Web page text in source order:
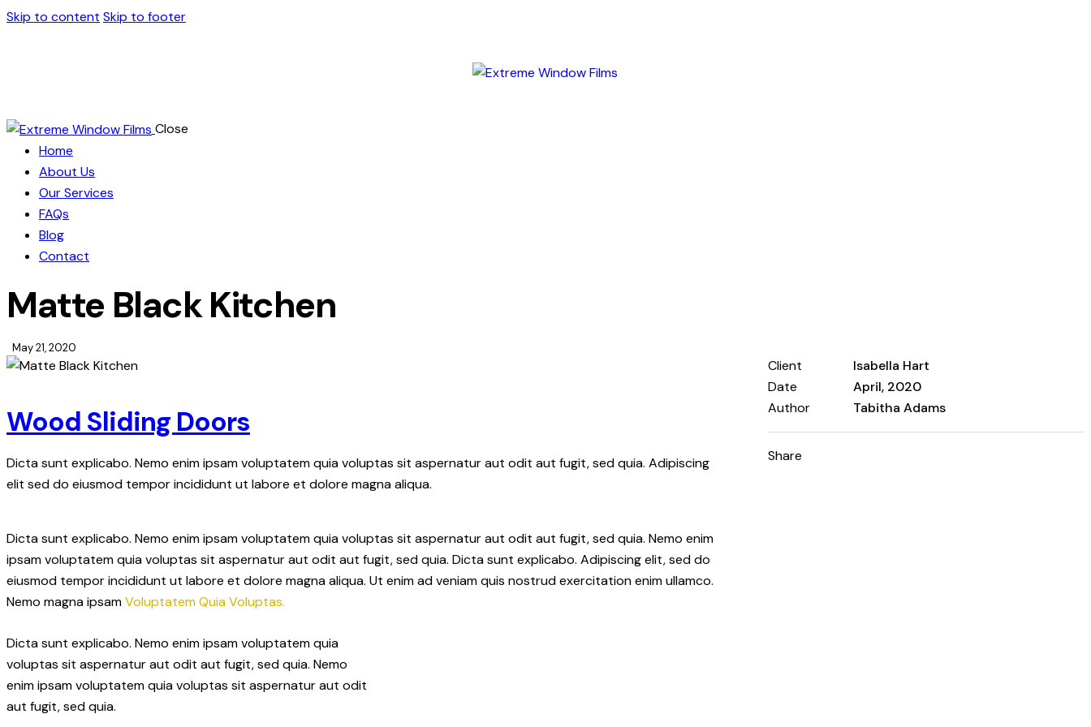
Skip to content Skip to footer
Close
Home
About Us
Our Services
FAQs
Blog
Contact
Matte Black Kitchen
May 21, 2020
Wood Sliding Doors
Dicta sunt explicabo. Nemo enim ipsam voluptatem quia voluptas sit aspernatur aut odit aut fugit, sed quia. Adipiscing
elit sed do eiusmod tempor incididunt ut labore et dolore magna aliqua.
Dicta sunt explicabo. Nemo enim ipsam voluptatem quia voluptas sit aspernatur aut odit aut fugit, sed quia. Nemo enim
ipsam voluptatem quia voluptas sit aspernatur aut odit aut fugit, sed quia. Dicta sunt explicabo. Adipiscing elit, sed do
eiusmod tempor incididunt ut labore et dolore magna aliqua. Ut enim ad veniam quis nostrud exercitation enim ullamco.
Nemo magna ipsamVoluptatem Quia Voluptas.
Dicta sunt explicabo. Nemo enim ipsam voluptatem quia
voluptas sit aspernatur aut odit aut fugit, sed quia. Nemo
enim ipsam voluptatem quia voluptas sit aspernatur aut odit
aut fugit, sed quia.
Client
Isabella Hart
Date
April, 2020
Author
Tabitha Adams
Share